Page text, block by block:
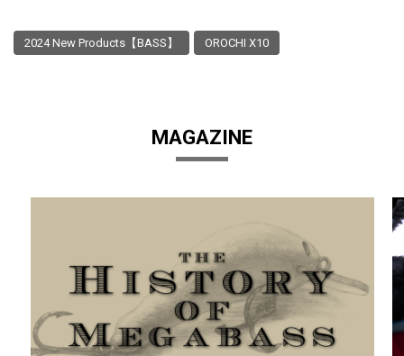
2024 New Products【BASS】 OROCHI X10
MAGAZINE